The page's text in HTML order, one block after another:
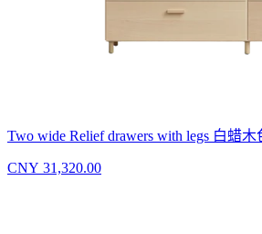
Two wide Relief drawers with legs 白蜡
CNY 31,320.00